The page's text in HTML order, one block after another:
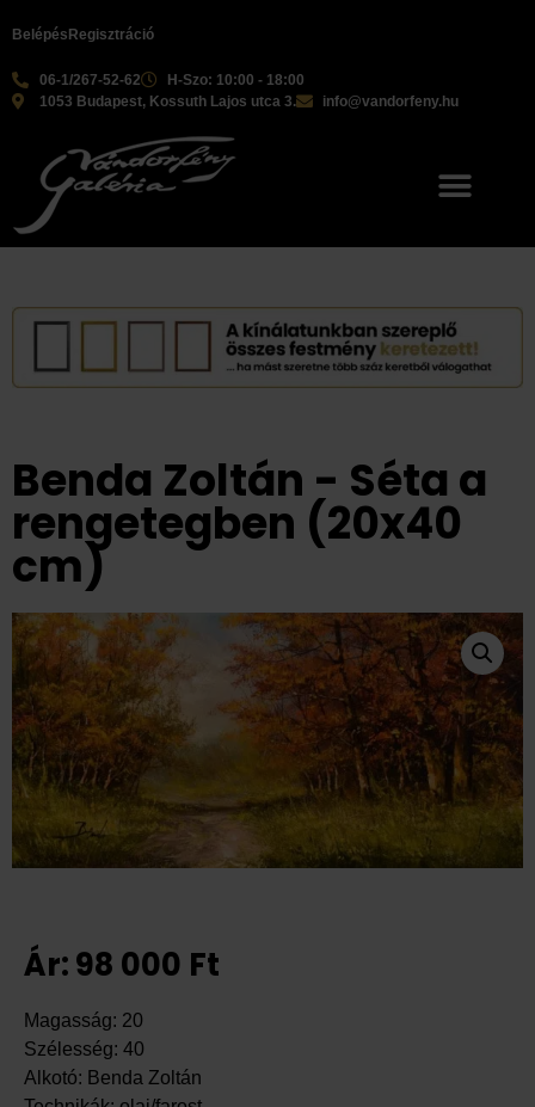
06-1/267-52-62
H-Szo: 10:00 - 18:00
1053 Budapest, Kossuth Lajos utca 3.
info@vandorfeny.hu
Belépés Regisztráció
Benda Zoltán - Séta a
rengetegben (20x40
cm)
Ár:98 000 Ft
Magasság: 20
Szélesség: 40
Alkotó: Benda Zoltán